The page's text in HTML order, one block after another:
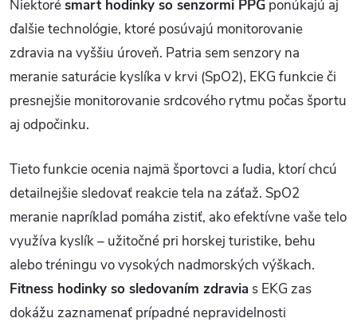
Niektorésmart hodinky so senzormi PPG ponúkajú aj
ďalšie technológie, ktoré posúvajú monitorovanie
zdravia na vyššiu úroveň. Patria sem senzory na
meranie saturácie kyslíka v krvi (SpO2), EKG funkcie či
presnejšie monitorovanie srdcového rytmu počas športu
aj odpočinku.
Tieto funkcie ocenia najmä športovci a ľudia, ktorí chcú
detailnejšie sledovať reakcie tela na záťaž. SpO2
meranie napríklad pomáha zistiť, ako efektívne vaše telo
využíva kyslík – užitočné pri horskej turistike, behu
alebo tréningu vo vysokých nadmorských výškach.
Fitness hodinky so sledovaním zdravia s EKG zas
dokážu zaznamenať prípadné nepravidelnosti